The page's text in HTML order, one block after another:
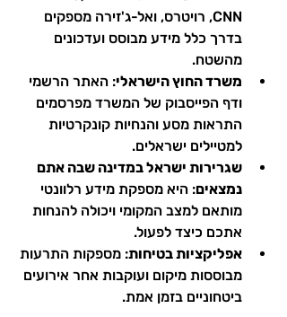
CNN, רויטרס, ואל-ג'זירה מספקים
בדרך כלל מידע מבוסס ועדכונים
מהשטח.
משרד החוץ הישראלי: האתר הרשמי
ודף הפייסבוק של המשרד מפרסמים
התראות מסע והנחיות קונקרטיות
למטיילים ישראלים.
שגרירות ישראל במדינה שבה אתם
נמצאים: היא מספקת מידע רלוונטי
מותאם למצב המקומי ויכולה להנחות
אתכם כיצד לפעול.
אפליקציות בטיחות: מספקות התרעות
מבוססות מיקום ועוקבות אחר אירועים
ביטחוניים בזמן אמת.